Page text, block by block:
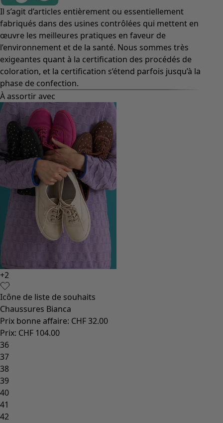
Il s’agit d’articles entièrement ou essentiellement
fabriqués dans des usines contrôlées qui mettent en
œuvre les meilleures pratiques en faveur de
l’environnement et de la santé. Nous sommes très
exigeantes quant à la certification des procédés de
coloration, et la certification s’étend parfois jusqu’à la
phase de confection.
À assortir avec
+2
Icône de liste de souhaits
Chaussures Bianca
Prix bonne affaire: CHF 32.00
Prix: CHF 104.00
36
37
38
39
40
41
42